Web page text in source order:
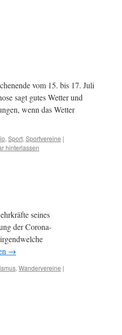
vom 15. bis 17. Juli
sagt gutes Wetter und
wenn das Wetter
, Sport, Sportvereine |
hinterlassen
seines
der Corona-
→
, Wandervereine |